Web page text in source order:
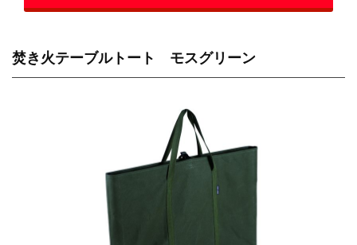
焚き火テーブルトート モスグリーン